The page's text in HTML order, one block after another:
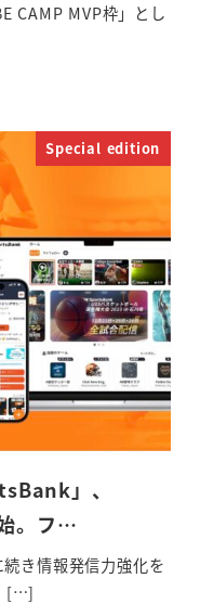
CAMP MVP枠」とし
Special edition
」、
。フ…
き情報発信力強化を
[…]